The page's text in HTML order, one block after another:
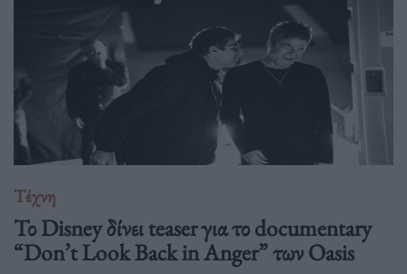
Τέχνη
Το Disney δίνει teaser για το documentary
“Don’t Look Back in Anger” των Oasis